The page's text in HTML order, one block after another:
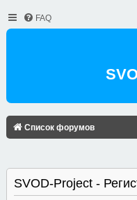
FAQ
Список форумов
SVOD-Project -